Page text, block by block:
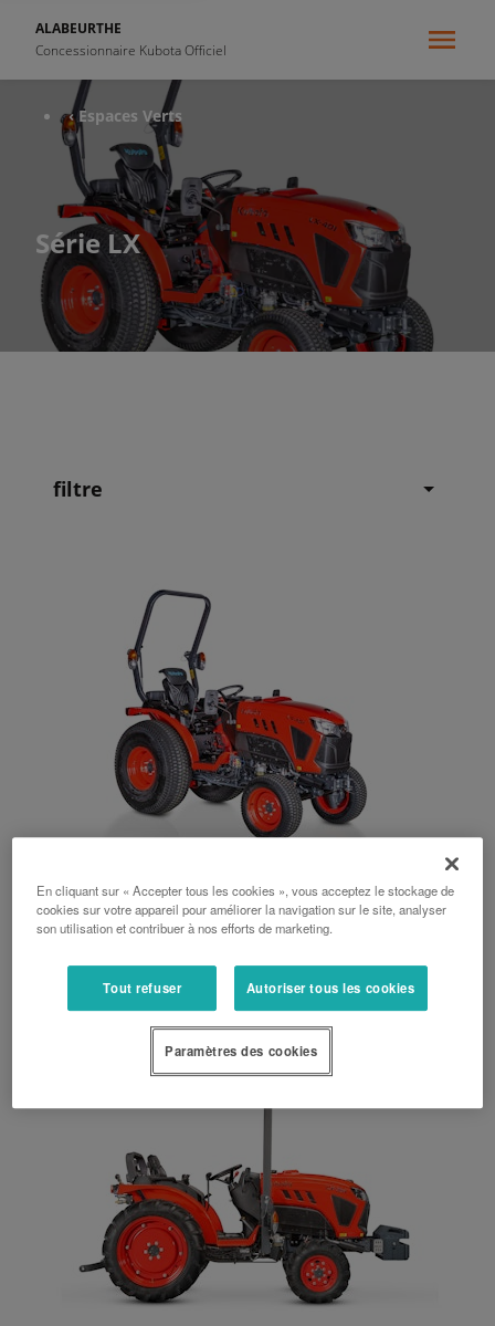
ALABEURTHE
Concessionnaire Kubota Officiel
‹ Espaces Verts
Série LX
filtre
Série LX
35 ch, 40 ch, Arceau arrrière, Hydrostatique
En cliquant sur « Accepter tous les cookies », vous acceptez le stockage de
cookies sur votre appareil pour améliorer la navigation sur le site, analyser
son utilisation et contribuer à nos efforts de marketing.
Tout refuser Autoriser tous les cookies
Paramètres des cookies